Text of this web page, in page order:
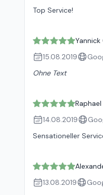
Top Service!
Yannick
15.08.2019
Ohne Text
Raphael
14.08.2019
Sensationeller
13.08.2019